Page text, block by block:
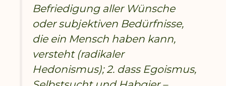
Befriedigung aller Wünsche
oder subjektiven Bedürfnisse,
die ein Mensch haben kann,
versteht (radikaler
Hedonismus); 2. dass Egoismus,